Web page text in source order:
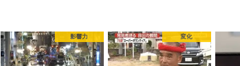
影響力 変化